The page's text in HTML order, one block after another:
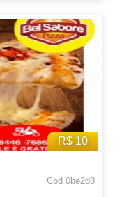
R$ 10
Cod 0be2d8